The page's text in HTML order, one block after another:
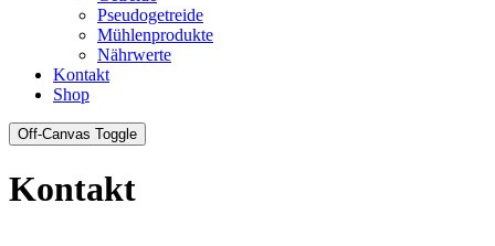
Pseudogetreide
Mühlenprodukte
Nährwerte
Kontakt
Shop
Off-Canvas Toggle
Kontakt